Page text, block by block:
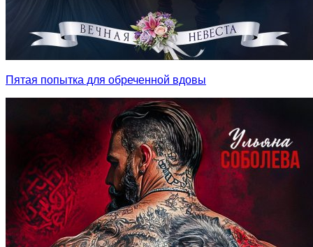
Пятая попытка для обреченной вдовы